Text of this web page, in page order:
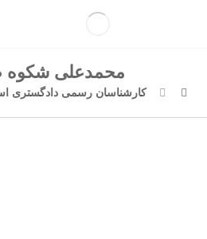
محمدعلی شکوه
کارشناسان رسمی دادگستری